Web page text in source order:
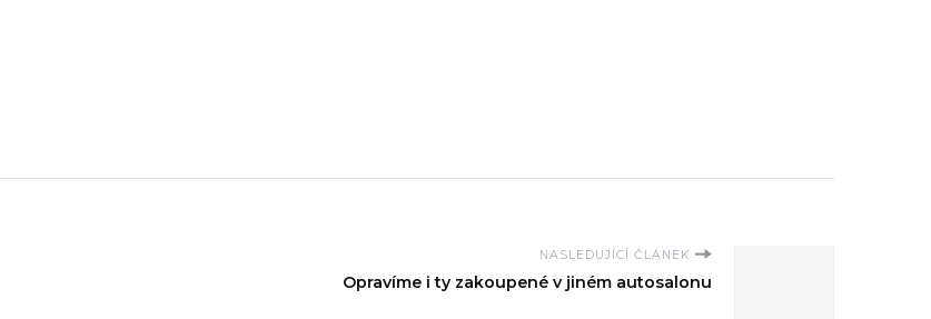
NASLEDUJÍCÍ ČLÁNEK
Opravíme i ty zakoupené v jiném autosalonu